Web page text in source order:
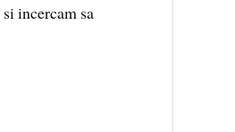
incercam sa